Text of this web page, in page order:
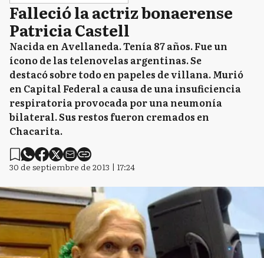
Falleció la actriz bonaerense
Patricia Castell
Nacida en Avellaneda. Tenía 87 años. Fue un
ícono de las telenovelas argentinas. Se
destacó sobre todo en papeles de villana. Murió
en Capital Federal a causa de una insuficiencia
respiratoria provocada por una neumonía
bilateral. Sus restos fueron cremados en
Chacarita.
30 de septiembre de 2013 | 17:24